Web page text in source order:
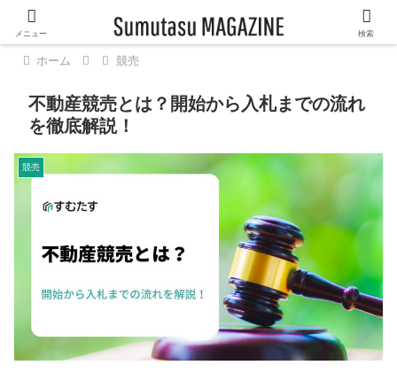
ホーム 競売
不動産競売とは？開始から入札までの流れ
を徹底解説！
競売
メニュー 検索